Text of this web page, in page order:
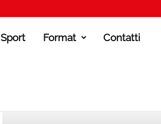
Sport Format Contatti